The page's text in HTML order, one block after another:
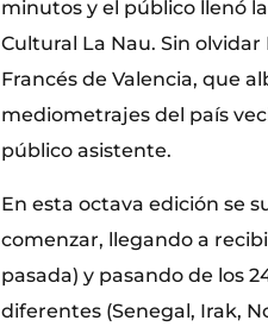
minutos y el público llenó
Cultural La Nau. Sin
Francés de Valencia, que
mediometrajes del país
público asistente.
En esta octava edición se
comenzar, llegando a
pasada) y pasando de los
diferentes (Senegal, Irak,